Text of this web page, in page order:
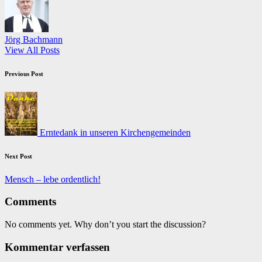
Jörg Bachmann
View All Posts
Post
navigation
Previous Post
Erntedank in unseren Kirchengemeinden
Next Post
Mensch – lebe ordentlich!
Comments
No comments yet. Why don’t you start the discussion?
Kommentar verfassen